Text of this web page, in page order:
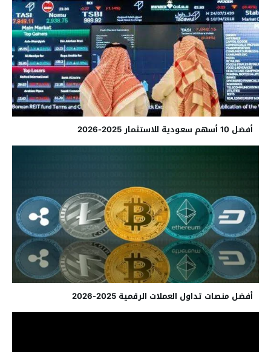
أفضل 10 أسهم سعودية للاستثمار 2025-2026
أفضل منصات تداول العملات الرقمية 2025-2026